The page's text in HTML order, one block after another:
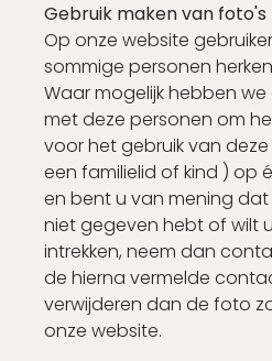
Gebruik maken van foto's
Op onze website
sommige personen
Waar mogelijk hebben
met deze personen om
voor het gebruik van
een familielid of kind ) op
en bent u van mening
niet gegeven hebt of wilt
intrekken, neem dan
de hierna vermelde
verwijderen dan de foto
onze website.